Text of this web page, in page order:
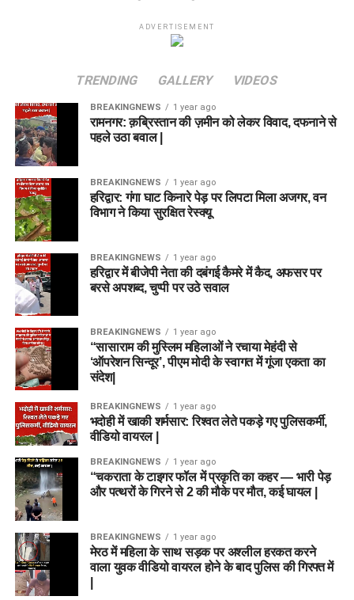
ADVERTISEMENT
TRENDING GALLERY VIDEOS
BREAKINGNEWS 1 year ago
रामनगर: क़ब्रिस्तान की ज़मीन को लेकर विवाद, दफनाने से
पहले उठा बवाल |
BREAKINGNEWS 1 year ago
हरिद्वार: गंगा घाट किनारे पेड़ पर लिपटा मिला अजगर, वन
विभाग ने किया सुरक्षित रेस्क्यू
BREAKINGNEWS 1 year ago
हरिद्वार में बीजेपी नेता की दबंगई कैमरे में कैद, अफसर पर
बरसे अपशब्द, चुप्पी पर उठे सवाल
BREAKINGNEWS 1 year ago
“सासाराम की मुस्लिम महिलाओं ने रचाया मेहंदी से
‘ऑपरेशन सिन्दूर’, पीएम मोदी के स्वागत में गूंजा एकता का
संदेश|
BREAKINGNEWS 1 year ago
भदोही में खाकी शर्मसार: रिश्वत लेते पकड़े गए पुलिसकर्मी,
वीडियो वायरल |
BREAKINGNEWS 1 year ago
“चकराता के टाइगर फॉल में प्रकृति का कहर — भारी पेड़
और पत्थरों के गिरने से 2 की मौके पर मौत, कई घायल |
BREAKINGNEWS 1 year ago
मेरठ में महिला के साथ सड़क पर अश्लील हरकत करने
वाला युवक वीडियो वायरल होने के बाद पुलिस की गिरफ्त में